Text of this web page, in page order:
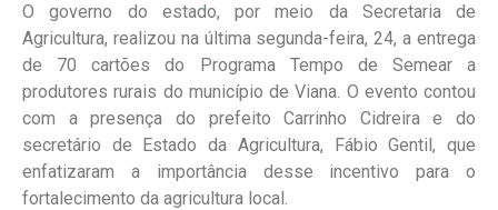
O governo do estado, por meio da Secretaria de
Agricultura, realizou na última segunda-feira, 24, a entrega
de 70 cartões do Programa Tempo de Semear a
produtores rurais do município de Viana. O evento contou
com a presença do prefeito Carrinho Cidreira e do
secretário de Estado da Agricultura, Fábio Gentil, que
enfatizaram a importância desse incentivo para o
fortalecimento da agricultura local.